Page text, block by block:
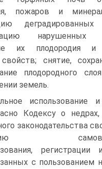
пожаров и
деградированных
нарушенных
их плодоро­дия и
снятие,
плодородного
земель.
использование
Кодексу о
законодательства
регистрации
с пользованием